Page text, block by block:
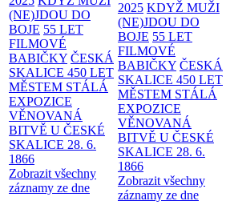
(NE)JDOU DO
BOJE 55 LET
FILMOVÉ
BABIČKY ČESKÁ
SKALICE 450 LET
MĚSTEM STÁLÁ
EXPOZICE
VĚNOVANÁ
BITVĚ U ČESKÉ
SKALICE 28. 6.
1866
Zobrazit všechny
záznamy ze dne
2025 KDYŽ MUŽI
(NE)JDOU DO
BOJE 55 LET
FILMOVÉ
BABIČKY ČESKÁ
SKALICE 450 LET
MĚSTEM STÁLÁ
EXPOZICE
VĚNOVANÁ
BITVĚ U ČESKÉ
SKALICE 28. 6.
1866
Zobrazit všechny
záznamy ze dne